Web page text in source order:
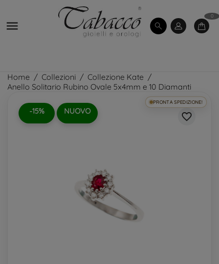

0
Home Collezioni
Collezione Kate
Anello Solitario Rubino Ovale 5x4mm e 10 Diamanti
-15% NUOVO
PRONTA SPEDIZIONE!
favorite_border